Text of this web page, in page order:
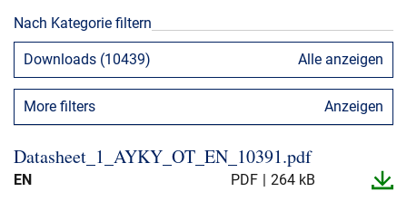
Referenzen
Downloads
Presse & Events
Über uns
Nach Kategorie filtern
Downloads (10439) Alle anzeigen
More filters Anzeigen
Datasheet_​1_​AYKY_​OT_​EN_​10391.​pdf
EN PDF 264 kB